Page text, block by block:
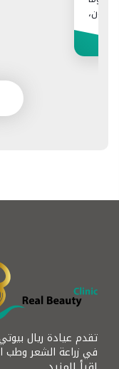
تقدم عيادة ريال
في زراعة الشعر وطب